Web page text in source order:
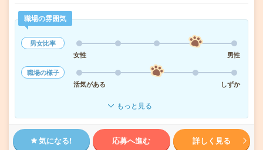
職場の雰囲気
男女比率
女性
男性
職場の様子
活気がある
しずか
もっと見る
気になる! 応募へ進む 詳しく見る